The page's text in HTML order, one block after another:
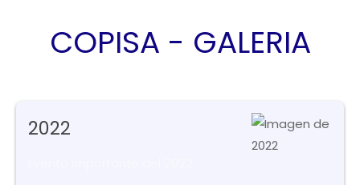
COPISA - GALERIA
2022